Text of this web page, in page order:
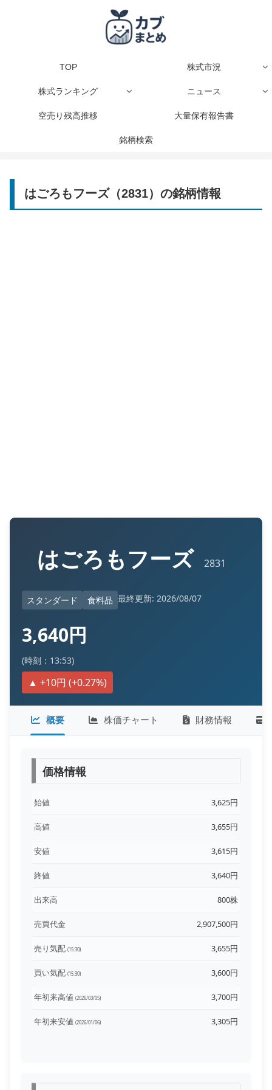
TOP 株式市況
株式ランキング ニュース
空売り残高推移 大量保有報告書
銘柄検索
はごろもフーズ（2831）の銘柄情報
はごろもフーズ 2831
スタンダード 食料品 最終更新: 2026/08/07
3,640円
(時刻：13:53)
▲ +10円 (+0.27%)
概要 株価チャート 財務情報
価格情報
始値 3,625円
高値 3,655円
安値 3,615円
終値 3,640円
出来高 800株
売買代金 2,907,500円
売り気配 (15:30) 3,655円
買い気配 (15:30) 3,600円
年初来高値 (2026/03/05) 3,700円
年初来安値 (2026/01/06) 3,305円